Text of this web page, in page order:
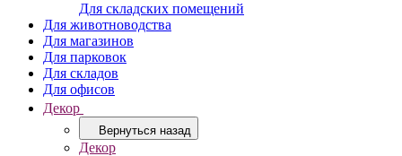
Для складских помещений
Для животноводства
Для магазинов
Для парковок
Для складов
Для офисов
Декор
Вернуться назад
Декор